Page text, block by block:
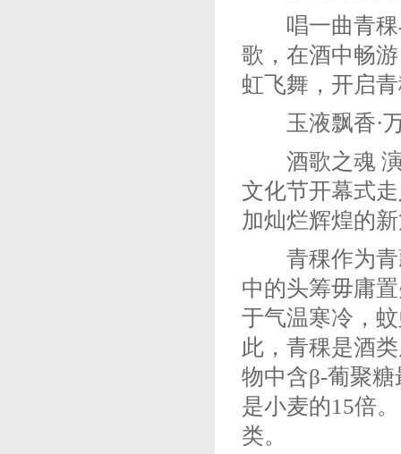
唱一曲青稞
歌，在酒中畅
虹飞舞，开启
玉液飘香·
酒歌之魂 演
文化节开幕式
加灿烂辉煌的
青稞作为青
中的头筹毋庸
于气温寒冷，
此，青稞是酒
物中含β-葡聚
是小麦的15倍
类。